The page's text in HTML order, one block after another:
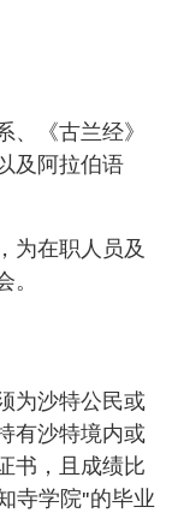
《古兰经》
及阿拉伯语
为在职人员及
为沙特公民或
有沙特境内或
书，且成绩比
寺学院"的毕业